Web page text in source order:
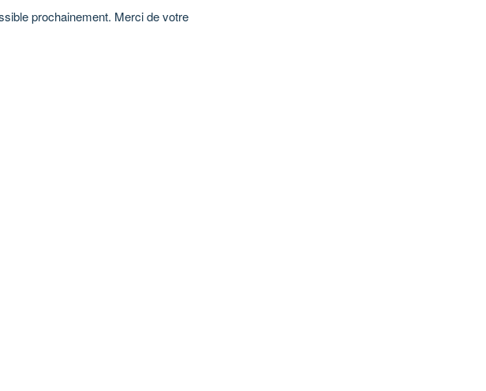
prochainement. Merci de votre